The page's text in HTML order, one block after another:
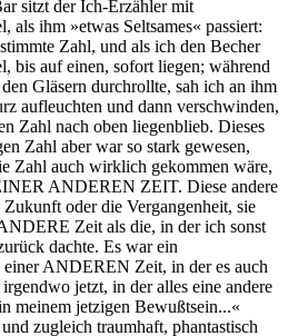
sitzt der Ich-Erzähler mit
als ihm »etwas Seltsames« passiert:
Zahl, und als ich den Becher
bis auf einen, sofort liegen; während
Gläsern durchrollte, sah ich an ihm
aufleuchten und dann verschwinden,
Zahl nach oben liegenblieb. Dieses
Zahl aber war so stark gewesen,
Zahl auch wirklich gekommen wäre,
ANDEREN ZEIT. Diese andere
oder die Vergangenheit, sie
Zeit als die, in der ich sonst
dachte. Es war ein
ANDEREN Zeit, in der es auch
jetzt, in der alles eine andere
meinem jetzigen Bewußtsein...«
zugleich traumhaft, phantastisch